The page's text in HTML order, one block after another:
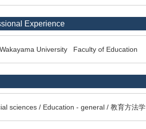
Experience
Wakayama University Faculty of Education
sciences / Education - general / 教育方法学